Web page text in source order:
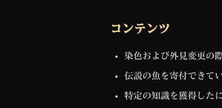
コンテンツ
染色および外見変更の
伝説の魚を寄付できて
特定の知識を獲得した